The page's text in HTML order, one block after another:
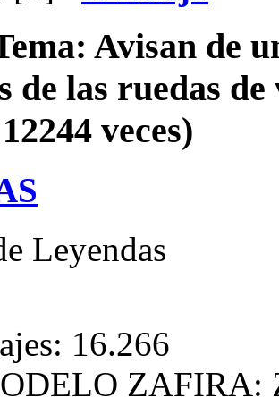
Avisan de
de las ruedas
veces)
Leyendas
16.266
ZAFIRA: